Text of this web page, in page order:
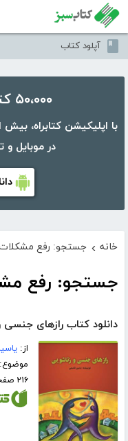
آپلود کتاب
۵۰،۰۰۰ کتاب در موبایل شما
در موبایل
خانه › جستجو: رفع
جستجو: رفع
دانلود کتاب رازهای جنسی
از:
۲۱۶ صفحه